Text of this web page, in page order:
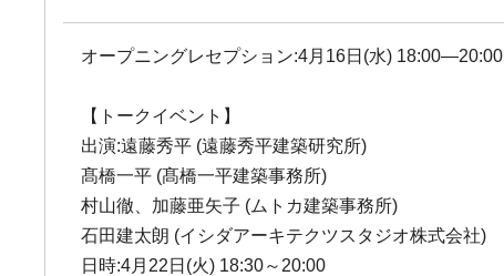
オープニングレセプション:4月16日(水) 18:00―20:00
【トークイベント】
出演:遠藤秀平 (遠藤秀平建築研究所)
髙橋一平 (髙橋一平建築事務所)
村山徹、加藤亜矢子 (ムトカ建築事務所)
石田建太朗 (イシダアーキテクツスタジオ株式会社)
日時:4月22日(火) 18:30～20:00